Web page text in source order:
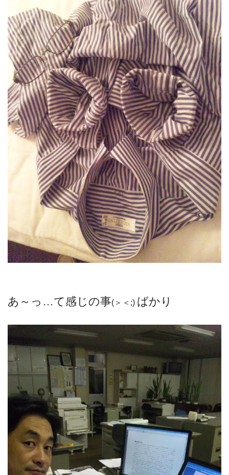
あ～っ…て感じの事(＞＜;) ばかり